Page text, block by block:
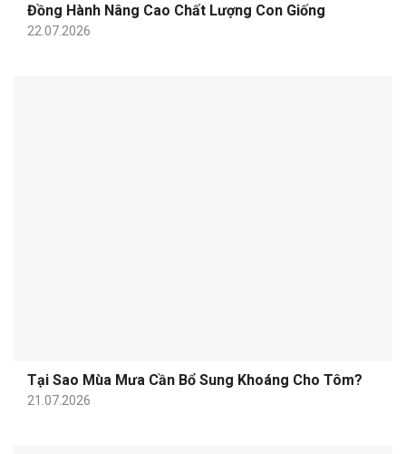
Đồng Hành Nâng Cao Chất Lượng Con Giống
22.07.2026
Tại Sao Mùa Mưa Cần Bổ Sung Khoáng Cho Tôm?
21.07.2026